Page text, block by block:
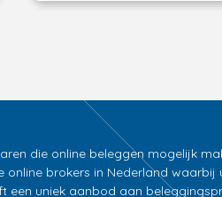
die online beleggen mogelijk
brokers in Nederland waarbij
een uniek aanbod aan